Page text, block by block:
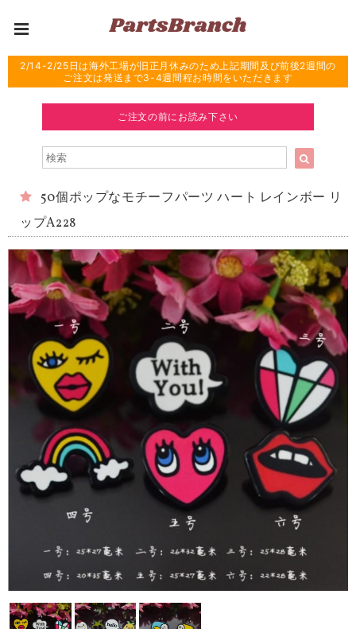
2/14-2/25日は海外工場が旧正月休みのため上記期間及び前後2週間の
ご注文は発送まで3-4週間程お時間をいただきます
ご注文の前にお読み下さい
50個ポップなモチーフパーツ ハート レインボー リ
ップA228